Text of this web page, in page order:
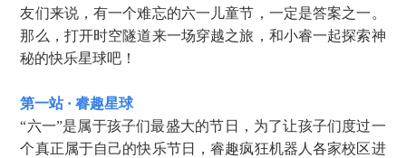
友们来说，有一个难忘的六一儿童节，一定是答案之一。
那么，打开时空隧道来一场穿越之旅，和小睿一起探索神
秘的快乐星球吧！
第一站 · 睿趣星球
“六一”是属于孩子们最盛大的节日，为了让孩子们度过一
个真正属于自己的快乐节日，睿趣疯狂机器人各家校区进